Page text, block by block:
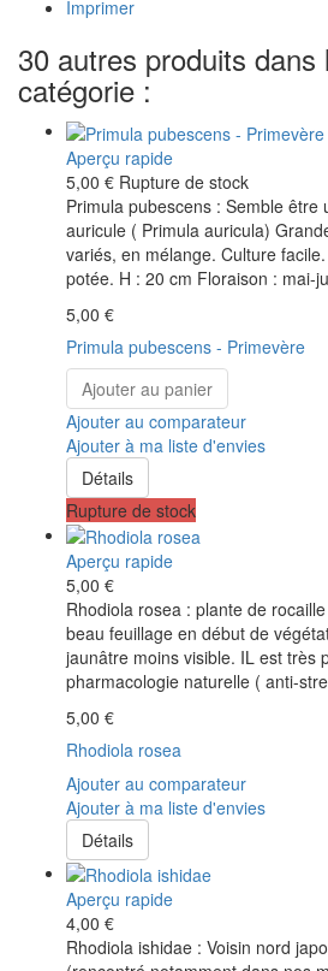
Imprimer
30 autres produits dans
catégorie :
Aperçu rapide
5,00 € Rupture de stock
Primula pubescens : Semble être
auricule ( Primula auricula)
variés, en mélange. Culture
potée. H : 20 cm Floraison : mai-
5,00 €
Primula pubescens - Primevère
Ajouter au panier
Ajouter au comparateur
Ajouter à ma liste d'envies
Détails
Rupture de stock
Aperçu rapide
5,00 €
Rhodiola rosea : plante de
beau feuillage en début de
jaunâtre moins visible. IL est très
pharmacologie naturelle ( anti-
5,00 €
Rhodiola rosea
Ajouter au comparateur
Ajouter à ma liste d'envies
Détails
Aperçu rapide
4,00 €
Rhodiola ishidae : Voisin nord